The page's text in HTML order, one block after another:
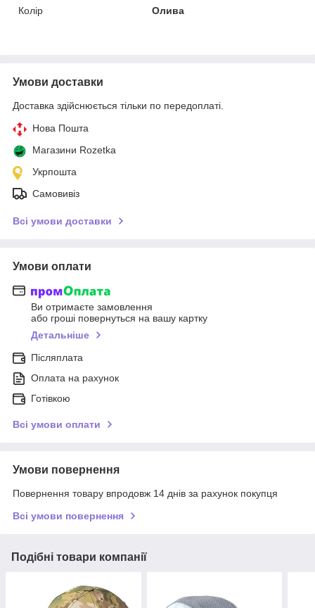
Колір
Олива
Умови доставки
Доставка здійснюється тільки по передоплаті.
Нова Пошта
Магазини Rozetka
Укрпошта
Самовивіз
Всі умови доставки
Умови оплати
Ви отримаєте замовлення
або гроші повернуться на вашу картку
Детальніше
Післяплата
Оплата на рахунок
Готівкою
Всі умови оплати
Умови повернення
Повернення товару впродовж 14 днів за рахунок покупця
Всі умови повернення
Подібні товари компанії